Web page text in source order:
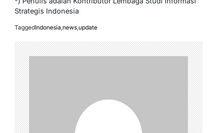
Strategis Indonesia
TaggedIndonesia news update